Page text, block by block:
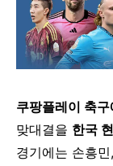
쿠팡플레이 축구
맞대결을 한국
경기에는 손흥